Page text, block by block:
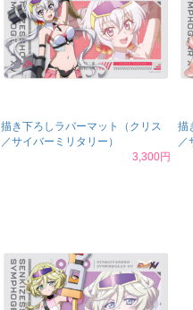
描き下ろしラバーマット（クリス
／サイバーミリタリー）
3,300円
描
／